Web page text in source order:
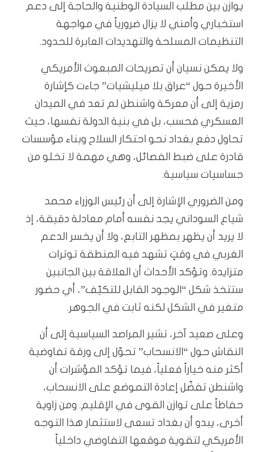
يوازن بين مطلب السيادة الوطنية والحاجة إلى دعم
استخباري وأمني لا يزال ضرورياً في مواجهة
التنظيمات المسلحة والتهديدات العابرة للحدود.
ولا يمكن نسيان أن تصريحات المبعوث الأمريكي
الأخيرة حول “عراق بلا ميليشيات” جاءت كإشارة
رمزية إلى أن معركة واشنطن لم تعد في الميدان
العسكري فحسب، بل في بنية الدولة نفسها، حيث
تحاول دفع بغداد نحو احتكار السلاح وبناء مؤسسات
قادرة على ضبط الفصائل، وهي مهمة لا تخلو من
حساسيات سياسية.
ومن الضروري الإشارة إلى أن رئيس الوزراء محمد
شياع السوداني يجد نفسه أمام معادلة دقيقة، إذ
لا يريد أن يظهر بمظهر التابع، ولا أن يخسر الدعم
الغربي في وقتٍ تشهد فيه المنطقة توترات
متزايدة. وتؤكد الأحداث أن العلاقة بين الجانبين
ستتخذ شكل “الوجود القابل للتكيّف”، أي حضور
متغير في الشكل لكنه ثابت في الجوهر.
وعلى صعيد آخر، تشير المراصد السياسية إلى أن
النقاش حول “الانسحاب” تحوّل إلى ورقة تفاوضية
أكثر منه خياراً فعلياً، فيما تؤكد المؤشرات أن
واشنطن تفضّل إعادة التموضع على الانسحاب،
حفاظاً على توازن القوى في الإقليم. ومن زاوية
أخرى، يبدو أن بغداد تسعى لاستثمار هذا التوجه
الأمريكي لتقوية موقعها التفاوضي داخلياً